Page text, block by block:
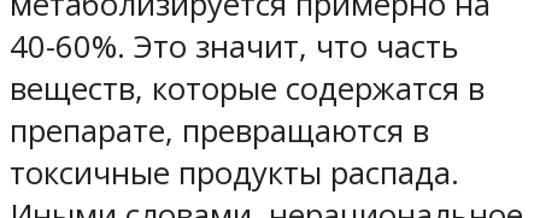
40-60%. Это значит, что часть
веществ, которые содержатся в
препарате, превращаются в
токсичные продукты распада.